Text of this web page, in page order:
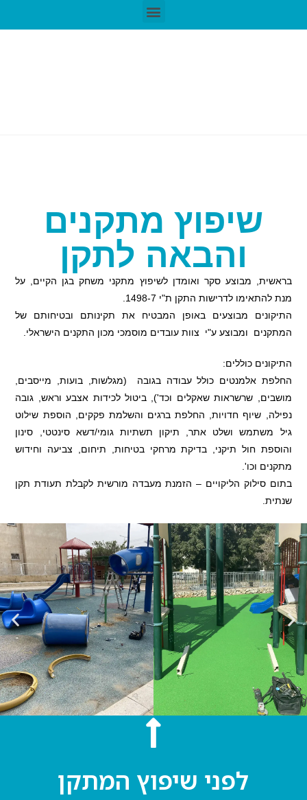
שיפוץ מתקנים
והבאה לתקן
בראשית, מבוצע סקר ואומדן לשיפוץ מתקני משחק בגן הקיים, על
מנת להתאימו לדרישות התקן ת"י 1498-7.
התיקונים מבוצעים באופן המבטיח את תקינותם ובטיחותם של
המתקנים ומבוצע ע"י צוות עובדים מוסמכי מכון התקנים הישראלי.
התיקונים כוללים:
החלפת אלמנטים כולל עבודה בגובה (מגלשות, בועות, מייסבים,
מושבים, שרשראות שאקלים וכד'), ביטול לכידות אצבע וראש, גובה
נפילה, שיוף חדויות, החלפת ברגים והשלמת פקקים, הוספת שילוט
גיל משתמש ושלט אתר, תיקון תשתיות גומי/דשא סינטטי, סינון
והוספת חול תיקני, בדיקת מרחקי בטיחות, תיחום, צביעה וחידוש
מתקנים וכו'.
בתום סילוק הליקויים – הזמנת מעבדה מורשית לקבלת תעודת תקן
שנתית.
לפני שיפוץ המתקן